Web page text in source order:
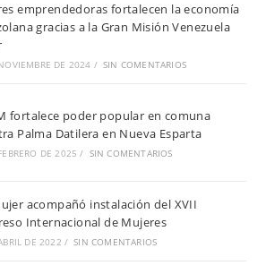
emprendedoras fortalecen la economía
gracias a la Gran Misión Venezuela
DE 2024 / SIN COMENTARIOS
fortalece poder popular en comuna
Palma Datilera en Nueva Esparta
DE 2025 / SIN COMENTARIOS
acompañó instalación del XVII
Internacional de Mujeres
DE 2022 / SIN COMENTARIOS